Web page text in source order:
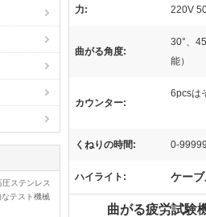
ステンレス
テスト機械
力: 220V
曲がる角度:
30°、
能）
カウンター:
6pcsは
くねりの時間: 0-
ハイライト: ケー
曲がる疲労試験